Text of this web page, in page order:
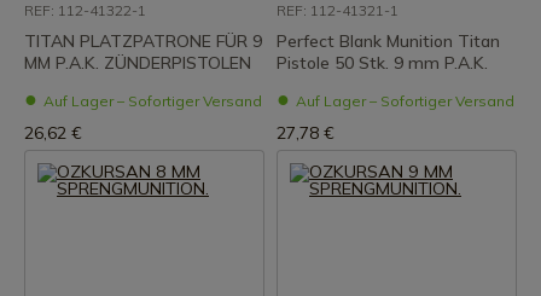
REF: 112-41322-1
TITAN PLATZPATRONE FÜR 9
MM P.A.K. ZÜNDERPISTOLEN
Auf Lager – Sofortiger Versand
26,62 €
REF: 112-41321-1
Perfect Blank Munition Titan
Pistole 50 Stk. 9 mm P.A.K.
Auf Lager – Sofortiger Versand
27,78 €